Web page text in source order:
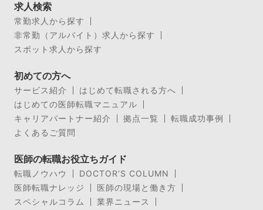
求人検索
常勤求人から探す
非常勤（アルバイト）求人から探す
スポット求人から探す
初めての方へ
サービス紹介
はじめて転職される方へ
はじめての医師転職マニュアル
キャリアパートナー紹介
拠点一覧
転職成功事例
よくあるご質問
医師の転職お役立ちガイド
転職ノウハウ
DOCTOR’S COLUMN
医師転職ナレッジ
医師の現場と働き方
スペシャルコラム
業界ニュース